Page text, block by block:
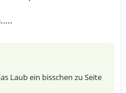
Laub ein bisschen zu Seite